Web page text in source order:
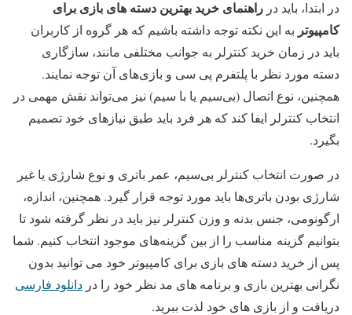
در ابتدا، باید در راهنمای خرید بهترین دسته های بازی برای
کامپیوتر به این نکته توجه داشته باشیم که هر گروه از کاربران
باید در زمان خرید کنترلر به جوانب مختلفی مانند، سازگاری
دسته مورد نظر با پلتفرم پی سی و بازی‌های آن توجه نمایند.
همچنین، نوع اتصال (بی‌سیم یا با سیم) نیز می‌تواند نقش مهمی در
انتخاب کنترلر ایفا کند که هر فرد باید طبق نیازهای خود تصمیم
بگیرد.
در صورت انتخاب کنترلر بی‌سیم، عمر باتری و نوع شارژی یا غیر
شارژی بودن باتری‌ها باید مورد توجه قرار گیرد. همچنین، اندازه،
ارگونومی، جنس بدنه و وزن کنترلر نیز باید در نظر گرفته شود تا
بتوانیم گزینه مناسب را از بین گزینه‌های موجود انتخاب کنیم. شما
پس از خرید دسته های بازی برای کامپیوتر خود می توانید بدون
نگرانی بهترین بازی و برنامه های مد نظر خود را در دانلود فارسی
دریافت و از بازی های خود لذت ببرید.